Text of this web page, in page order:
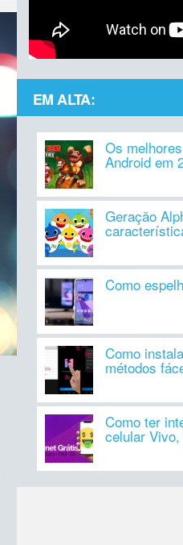
EM ALTA:
Os
Android em
Geração
Como
Como
métodos
Como ter
celular